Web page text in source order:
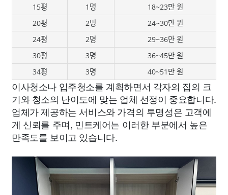
15평
1명
18~23만 원
20평
2명
24~30만 원
24평
2명
29~36만 원
30평
3명
36~45만 원
34평
3명 40~51만 원
이사청소나 입주청소를 계획하면서 각자의 집의 크
기와 청소의 난이도에 맞는 업체 선정이 중요합니다.
업체가 제공하는 서비스와 가격의 투명성은 고객에
게 신뢰를 주며, 민트케어는 이러한 부분에서 높은
만족도를 보이고 있습니다.